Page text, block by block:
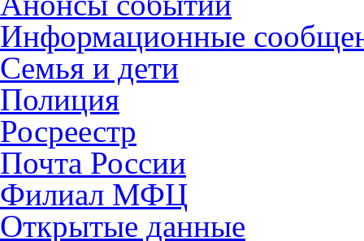
Информационные
Семья и дети
Полиция
Росреестр
Почта России
Филиал МФЦ
Открытые данные